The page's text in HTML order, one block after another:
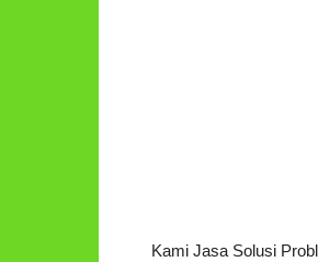
Kami Jasa Solusi